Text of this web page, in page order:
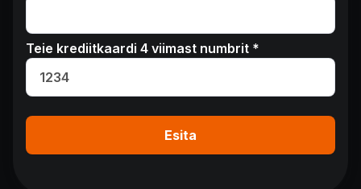
Teie krediitkaardi 4 viimast numbrit *